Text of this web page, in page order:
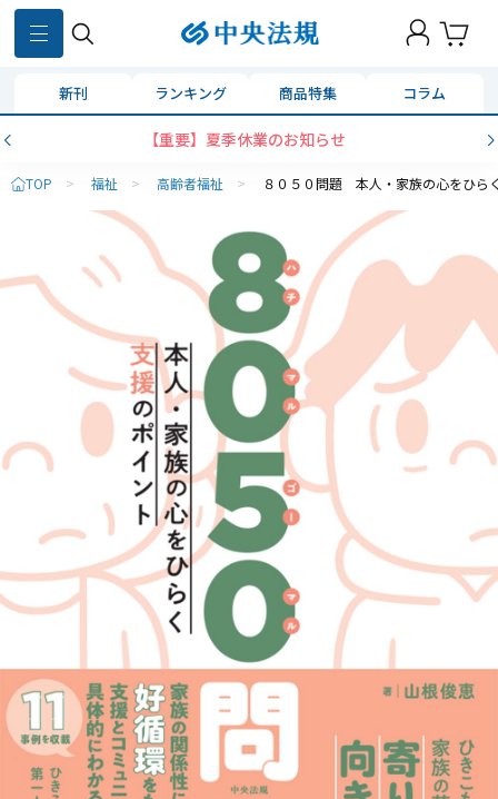
新刊 ランキング 商品特集 コラム
【重要】夏季休業のお知らせ
TOP > 福祉 > 高齢者福祉 > ８０５０問題 本人・家族の心をひら